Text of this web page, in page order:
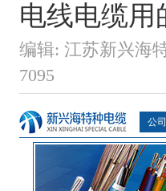
电线电缆用
编辑:江苏新兴海
7095
公